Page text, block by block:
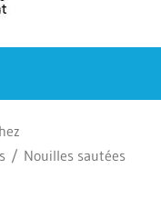
/ Nouilles sautées